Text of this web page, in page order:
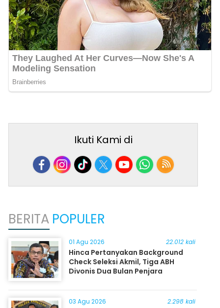
Ikuti Kami di
BERITA POPULER
01 Agu 2026 22.012 kali
Hinca Pertanyakan Background
Check Seleksi Akmil, Tiga ABH
Divonis Dua Bulan Penjara
03 Agu 2026 2.298 kali